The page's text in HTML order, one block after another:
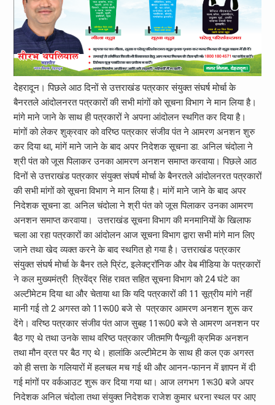
देेहरादून। पिछले आठ दिनों से उत्तराखंड पत्रकार संयुक्त संघर्ष मोर्चा के
बैनरतले आंदोलनरत पत्रकारों की सभी मांगों को सूचना विभाग ने मान लिया है।
मांगे माने जाने के साथ ही पत्रकारों ने अपना आंदोलन स्थगित कर दिया है।
मांगों को लेकर शुक्रवार को वरिष्ठ पत्रकार संजीव पंत ने आमरण अनशन शुरु
कर दिया था, मांगें माने जाने के बाद अपर निदेशक सूचना डा. अनिल चंदोला ने
श्री पंत को जूस पिलाकर उनका आमरण अनशन समाप्त करवाया। पिछले आठ
दिनों से उत्तराखंड पत्रकार संयुक्त संघर्ष मोर्चा के बैनरतले आंदोलनरत पत्रकारों
की सभी मांगों को सूचना विभाग ने मान लिया है। मांगें माने जाने के बाद अपर
निदेशक सूचना डा. अनिल चंदोला ने श्री पंत को जूस पिलाकर उनका आमरण
अनशन समाप्त करवाया। उत्तराखंड सूचना विभाग की मनमानियों के खिलाफ
चला आ रहा पत्रकारों का आंदोलन आज सूचना विभाग द्वारा सभी मांगे मान लिए
जाने तथा खेद व्यक्त करने के बाद स्थगित हो गया है। उत्तराखंड पत्रकार
संयुक्त संघर्ष मोर्चा के बैनर तले प्रिंट, इलेक्ट्रॉनिक और वेब मीडिया के पत्रकारों
ने कल मुख्यमंत्री त्रिवेंद्र सिंह रावत सहित सूचना विभाग को 24 घंटे का
अल्टीमेटम दिया था और चेताया था कि यदि पत्रकारों की 11 सूत्रीय मांगे नहीं
मानी गई तो 2 अगस्त को 11रू00 बजे से पत्रकार आमरण अनशन शुरू कर
देंगे। वरिष्ठ पत्रकार संजीव पंत आज सुबह 11रू00 बजे से आमरण अनशन पर
बैठ गए थे तथा उनके साथ वरिष्ठ पत्रकार जीतमणि पैन्यूली क्रमिक अनशन
तथा मौन व्रत पर बैठ गए थे। हालांकि अल्टीमेटम के साथ ही कल एक अगस्त
को ही सत्ता के गलियारों में हलचल मच गई थी और आनन-फानन में ज्ञापन में दी
गई मांगों पर वर्कआउट शुरू कर दिया गया था। आज लगभग 1रू30 बजे अपर
निदेशक अनिल चंदोला तथा संयुक्त निदेशक राजेश कुमार धरना स्थल पर आए